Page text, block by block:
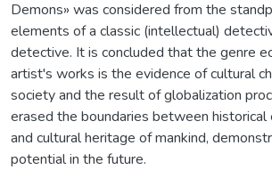
Demons» was considered from the
elements of a classic (intellectual)
detective. It is concluded that the genre
artist's works is the evidence of cultural
society and the result of globalization
erased the boundaries between
and cultural heritage of mankind,
potential in the future.